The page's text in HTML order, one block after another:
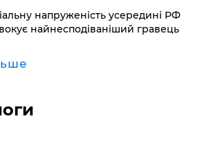
напруженість усередині РФ
найнесподіваніший гравець